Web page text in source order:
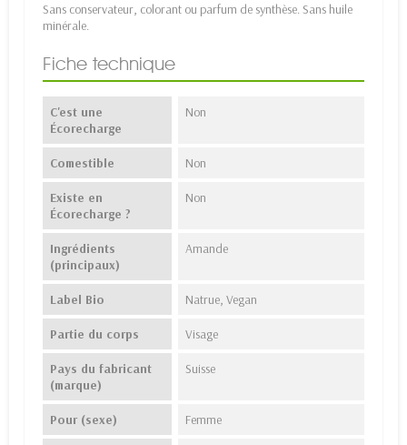
Sans conservateur, colorant ou parfum de synthèse. Sans huile
minérale.
Fiche technique
C'est une
Écorecharge
Non
Comestible Non
Existe en
Écorecharge ?
Non
Ingrédients
(principaux)
Amande
Label Bio Natrue, Vegan
Partie du corps Visage
Pays du fabricant
(marque)
Suisse
Pour (sexe) Femme